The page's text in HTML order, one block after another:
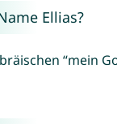
Ellias?
“mein